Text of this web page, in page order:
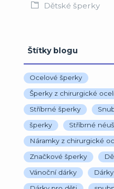
Dětské šperky
Štítky blogu
Ocelové šperky
Šperky z chirurgické
Stříbrné šperky
šperky
Stříbrné
Náramky z chirurgické
Značkové šperky
Vánoční dárky